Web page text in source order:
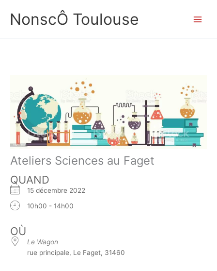
contenu
NonscÔ Toulouse
Ateliers Sciences au Faget
QUAND
15 décembre 2022
10h00 - 14h00
OÙ
Le Wagon
rue principale, Le Faget, 31460